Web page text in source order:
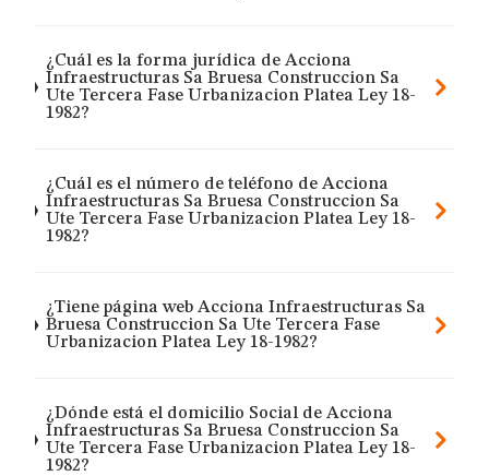
¿Cuál es la forma jurídica de Acciona
Infraestructuras Sa Bruesa Construccion Sa
Ute Tercera Fase Urbanizacion Platea Ley 18-
1982?
¿Cuál es el número de teléfono de Acciona
Infraestructuras Sa Bruesa Construccion Sa
Ute Tercera Fase Urbanizacion Platea Ley 18-
1982?
¿Tiene página web Acciona Infraestructuras Sa
Bruesa Construccion Sa Ute Tercera Fase
Urbanizacion Platea Ley 18-1982?
¿Dónde está el domicilio Social de Acciona
Infraestructuras Sa Bruesa Construccion Sa
Ute Tercera Fase Urbanizacion Platea Ley 18-
1982?